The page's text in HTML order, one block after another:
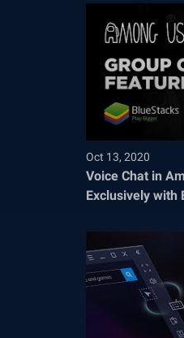
Oct 13, 2020
Voice Chat in
Exclusively with